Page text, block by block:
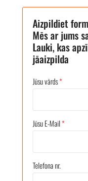
Aizpildiet
Mēs ar jums
Lauki, kas
jāaizpilda
Jūsu vārds*
Jūsu E-Mail*
Telefona nr.